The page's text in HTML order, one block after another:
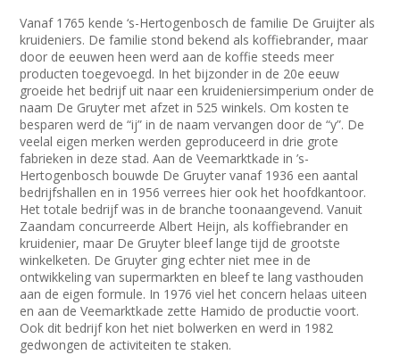
Vanaf 1765 kende ‘s-Hertogenbosch de familie De Gruijter als
kruideniers. De familie stond bekend als koffiebrander, maar
door de eeuwen heen werd aan de koffie steeds meer
producten toegevoegd. In het bijzonder in de 20e eeuw
groeide het bedrijf uit naar een kruideniersimperium onder de
naam De Gruyter met afzet in 525 winkels. Om kosten te
besparen werd de “ij” in de naam vervangen door de “y”. De
veelal eigen merken werden geproduceerd in drie grote
fabrieken in deze stad. Aan de Veemarktkade in ’s-
Hertogenbosch bouwde De Gruyter vanaf 1936 een aantal
bedrijfshallen en in 1956 verrees hier ook het hoofdkantoor.
Het totale bedrijf was in de branche toonaangevend. Vanuit
Zaandam concurreerde Albert Heijn, als koffiebrander en
kruidenier, maar De Gruyter bleef lange tijd de grootste
winkelketen. De Gruyter ging echter niet mee in de
ontwikkeling van supermarkten en bleef te lang vasthouden
aan de eigen formule. In 1976 viel het concern helaas uiteen
en aan de Veemarktkade zette Hamido de productie voort.
Ook dit bedrijf kon het niet bolwerken en werd in 1982
gedwongen de activiteiten te staken.